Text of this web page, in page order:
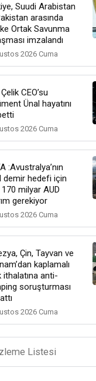
Suudi Arabistan
arasında
Ortak Savunma
imzalandı
2026 Cuma
CEO’su
Ünal hayatını
2026 Cuma
:Avustralya’nın
demir hedefi için
170 milyar AUD
gerekiyor
2026 Cuma
Çin, Tayvan ve
kaplamalı
ithalatına anti-
soruşturması
2026 Cuma
Listesi